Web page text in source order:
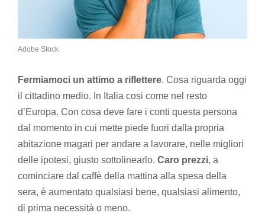
Adobe Stock
Fermiamoci un attimo a riflettere. Cosa riguarda oggi
il cittadino medio. In Italia cosi come nel resto
d’Europa. Con cosa deve fare i conti questa persona
dal momento in cui mette piede fuori dalla propria
abitazione magari per andare a lavorare, nelle migliori
delle ipotesi, giusto sottolinearlo. Caro prezzi, a
cominciare dal caffè della mattina alla spesa della
sera, è aumentato qualsiasi bene, qualsiasi alimento,
di prima necessità o meno.